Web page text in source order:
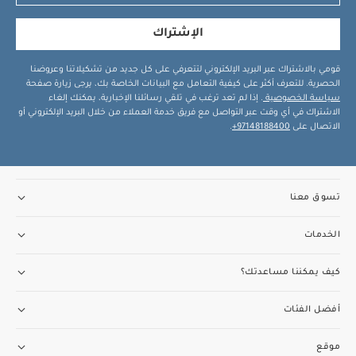
الإشتراك
قومي بالاشتراك عبر البريد الإلكتروني لتتعرفي على كل جديد من تشكيلاتنا وعروضنا
الحصرية. للتعرف أكثر على كيفية التعامل مع البيانات الخاصة بك، يرجى زيارة صفحة
سياسة الخصوصية . إذا لم تعد ترغب في تلقي رسائلنا الإخبارية، يمكنك إلغاء
الاشتراك في أي وقت عبر التواصل مع فريق خدمة العملاء من خلال البريد الإلكتروني أو
الاتصال على 97148188400+
.
تسوق معنا
الخدمات
كيف يمكننا مساعدتك؟
أفضل الفئات
موقع